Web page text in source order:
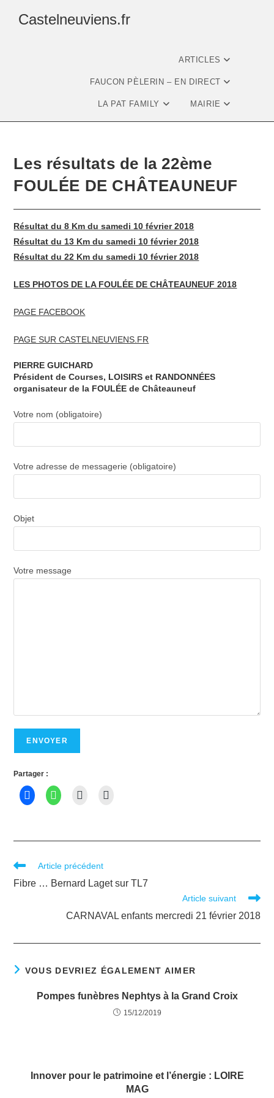
Castelneuviens.fr
ARTICLES
FAUCON PÈLERIN – EN DIRECT
LA PAT FAMILY MAIRIE
Les résultats de la 22ème
FOULÉE DE CHÂTEAUNEUF
Résultat du 8 Km du samedi 10 février 2018
Résultat du 13 Km du samedi 10 février 2018
Résultat du 22 Km du samedi 10 février 2018
LES PHOTOS DE LA FOULÉE DE CHÂTEAUNEUF 2018
PAGE FACEBOOK
PAGE SUR CASTELNEUVIENS.FR
PIERRE GUICHARD
Président de Courses, LOISIRS et RANDONNÉES
organisateur de la FOULÉE de Châteauneuf
Votre nom (obligatoire)
Votre adresse de messagerie (obligatoire)
Objet
Votre message
Partager :
Article précédent
Fibre … Bernard Laget sur TL7
Article suivant
CARNAVAL enfants mercredi 21 février 2018
VOUS DEVRIEZ ÉGALEMENT AIMER
Pompes funèbres Nephtys à la Grand Croix
15/12/2019
Innover pour le patrimoine et l’énergie : LOIRE
MAG